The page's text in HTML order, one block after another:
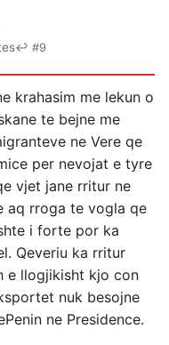
↩ #9
krahasim me lekun o
te bejne me
ne Vere qe
per nevojat e tyre
vjet jane rritur ne
aq rroga te vogla qe
i forte por ka
Qeveriu ka rritur
e llogjikisht kjo con
nuk besojne
ne Presidence.